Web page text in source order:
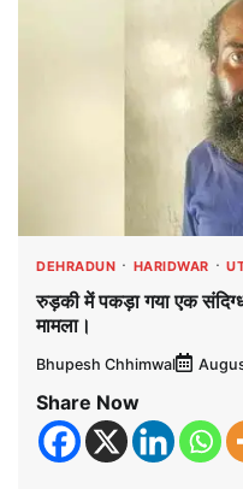
DEHRADUN HARIDWAR
रुड़की में पकड़ा गया एक
मामला।
Bhupesh Chhimwal
Share Now